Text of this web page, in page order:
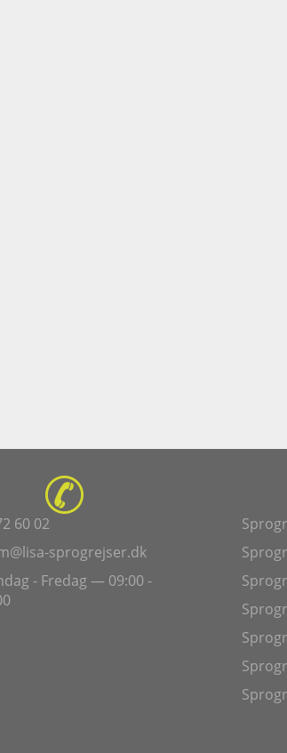
60 02
sprogrejser.dk
- Fredag — 09:00 -